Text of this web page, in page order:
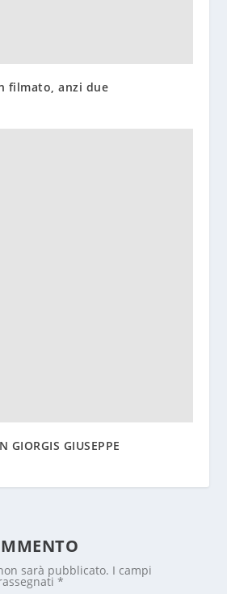
filmato, anzi due
GIORGIS GIUSEPPE
sarà pubblicato. I campi
*